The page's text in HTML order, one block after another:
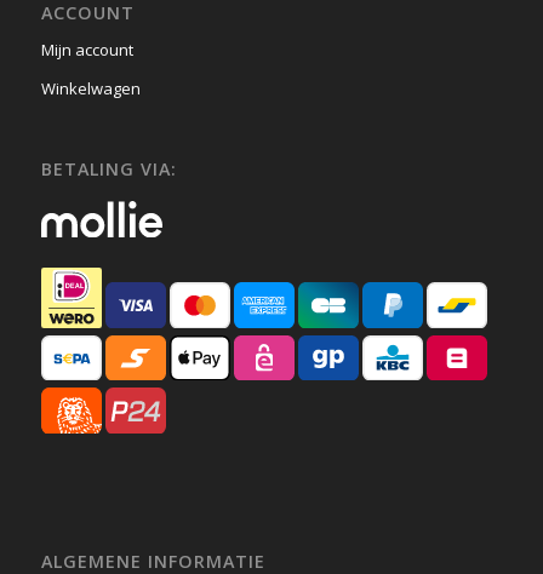
ACCOUNT
Mijn account
Winkelwagen
BETALING VIA:
ALGEMENE INFORMATIE